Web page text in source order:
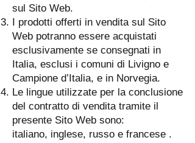
sul Sito Web.
I prodotti offerti in vendita sul Sito
Web potranno essere acquistati
esclusivamente se consegnati in
Italia, esclusi i comuni di Livigno e
Campione d’Italia, e in Norvegia.
Le lingue utilizzate per la conclusione
del contratto di vendita tramite il
presente Sito Web sono:
italiano, inglese, russo e francese .